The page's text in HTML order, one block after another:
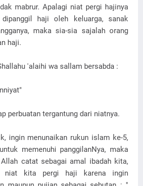
mabrur. Apalagi niat pergi hajinya
haji oleh keluarga, sanak
maka sia-sia sajalah orang
haji.
'alaihi wa sallam bersabda :
perbuatan tergantung dari niatnya.
ingin menunaikan rukun islam ke-5,
memenuhi panggilanNya, maka
catat sebagai amal ibadah kita,
niat kita pergi haji karena ingin